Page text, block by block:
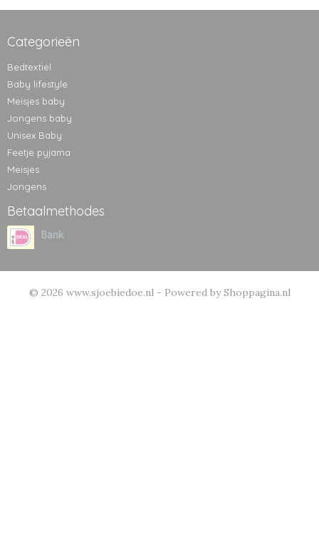
Categorieën
Bedtextiel
Baby lifestyle
Meisjes baby
Jongens baby
Unisex Baby
Feetje pyjama
Meisjes
Jongens
Betaalmethodes
© 2026 www.sjoebiedoe.nl - Powered by Shoppagina.nl